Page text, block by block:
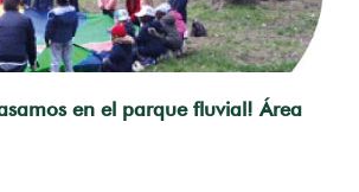
en el parque fluvial! Área